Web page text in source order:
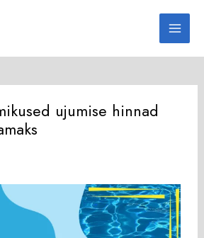
ujumise hinnad